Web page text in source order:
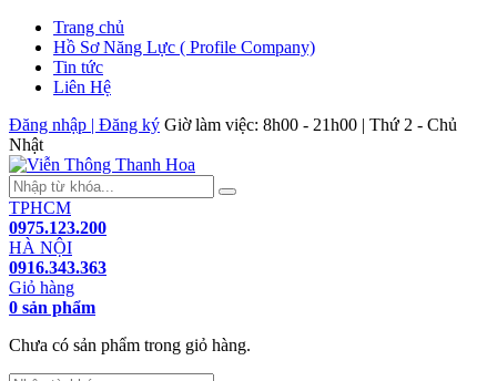
Trang chủ
Hồ Sơ Năng Lực ( Profile Company)
Tin tức
Liên Hệ
Đăng nhập | Đăng ký Giờ làm việc: 8h00 - 21h00 | Thứ 2 - Chủ
Nhật
TPHCM
0975.123.200
HÀ NỘI
0916.343.363
Giỏ hàng
0 sản phẩm
Chưa có sản phẩm trong giỏ hàng.